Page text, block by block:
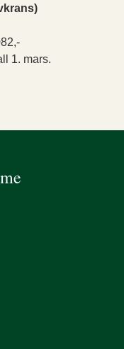
1. mars.